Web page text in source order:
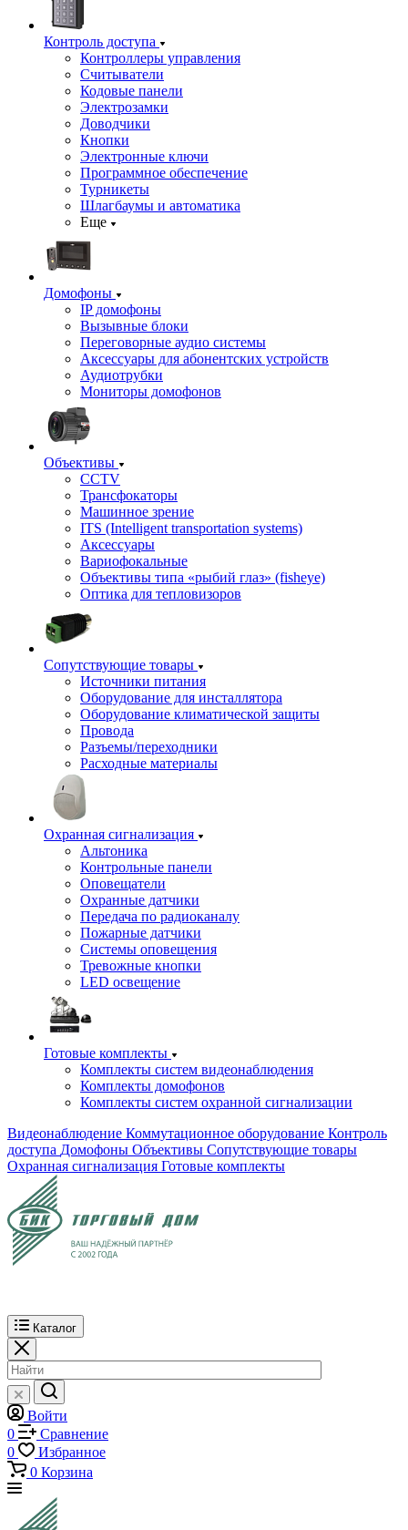
Контроль доступа
Контроллеры управления
Считыватели
Кодовые панели
Электрозамки
Доводчики
Кнопки
Электронные ключи
Программное обеспечение
Турникеты
Шлагбаумы и автоматика
Еще
Домофоны
IP домофоны
Вызывные блоки
Переговорные аудио системы
Аксессуары для абонентских устройств
Аудиотрубки
Мониторы домофонов
Объективы
CCTV
Трансфокаторы
Машинное зрение
ITS (Intelligent transportation systems)
Аксессуары
Вариофокальные
Объективы типа «рыбий глаз» (fisheye)
Оптика для тепловизоров
Сопутствующие товары
Источники питания
Оборудование для инсталлятора
Оборудование климатической защиты
Провода
Разъемы/переходники
Расходные материалы
Охранная сигнализация
Альтоника
Контрольные панели
Оповещатели
Охранные датчики
Передача по радиоканалу
Пожарные датчики
Системы оповещения
Тревожные кнопки
LED освещение
Готовые комплекты
Комплекты систем видеонаблюдения
Комплекты домофонов
Комплекты систем охранной сигнализации
Видеонаблюдение Коммутационное оборудование Контроль
доступа Домофоны Объективы Сопутствующие товары
Охранная сигнализация Готовые комплекты
Каталог
Войти
0
Сравнение
0
Избранное
0 Корзина